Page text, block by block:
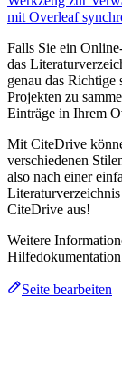
mit Overleaf
Falls Sie ein
das
genau das
Projekten zu
Einträge in Ihrem
Mit CiteDrive
verschiedenen
also nach einer
CiteDrive aus!
Weitere
Seite bearbeiten